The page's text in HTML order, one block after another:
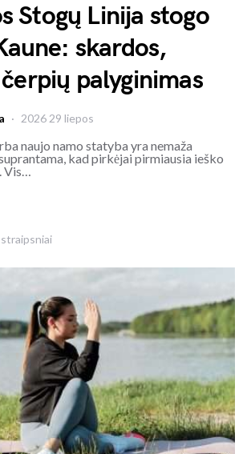
Stogų Linija stogo
skardos,
palyginimas
2026 29 liepos
naujo namo statyba yra nemaža
kad pirkėjai pirmiausia ieško
Vis…